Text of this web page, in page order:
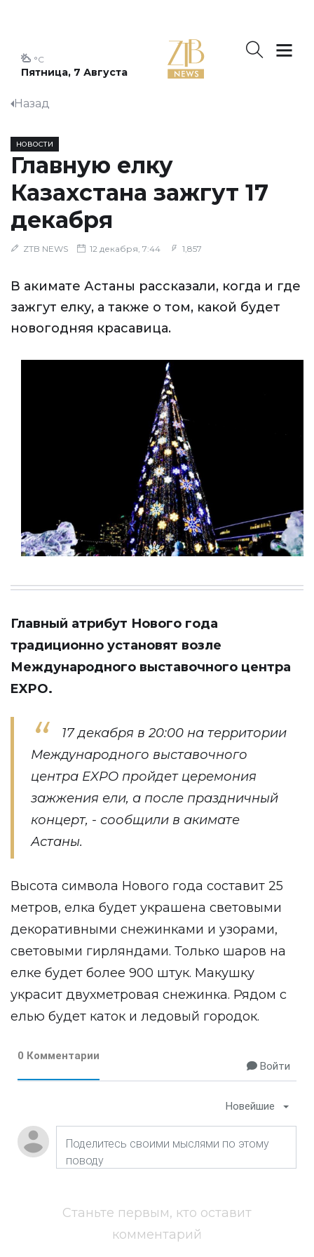
Пятница, 7 Августа
°C
Назад
НОВОСТИ
Главную елку
Казахстана зажгут 17
декабря
ZTB NEWS 12 декабря, 7:44 1,857
В акимате Астаны рассказали, когда и где
зажгут елку, а также о том, какой будет
новогодняя красавица.
Главный атрибут Нового года
традиционно установят возле
Международного выставочного центра
EXPO.
17 декабря в 20:00 на территории
Международного выставочного
центра EXPO пройдет церемония
зажжения ели, а после праздничный
концерт, - сообщили в акимате
Астаны.
Высота символа Нового года составит 25
метров, елка будет украшена световыми
декоративными снежинками и узорами,
световыми гирляндами. Только шаров на
елке будет более 900 штук. Макушку
украсит двухметровая снежинка. Рядом с
елью будет каток и ледовый городок.
0 Комментарии
Войти
Новейшие
Станьте первым, кто оставит
комментарий